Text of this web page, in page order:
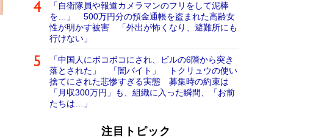
「自衛隊員や報道カメラマンのフリをして泥棒
を…」 500万円分の預金通帳を盗まれた高齢女
性が明かす被害 「外出が怖くなり、避難所にも
行けない」
「中国人にボコボコにされ、ビルの6階から突き
落とされた」 「闇バイト」 トクリュウの使い
捨てにされた悲惨すぎる実態 募集時の約束は
「月収300万円」も、組織に入った瞬間、「お前
たちは…」
注目トピック